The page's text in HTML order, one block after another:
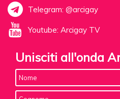
Telegram: @arcigay
Youtube: Arcigay TV
Unisciti all'onda